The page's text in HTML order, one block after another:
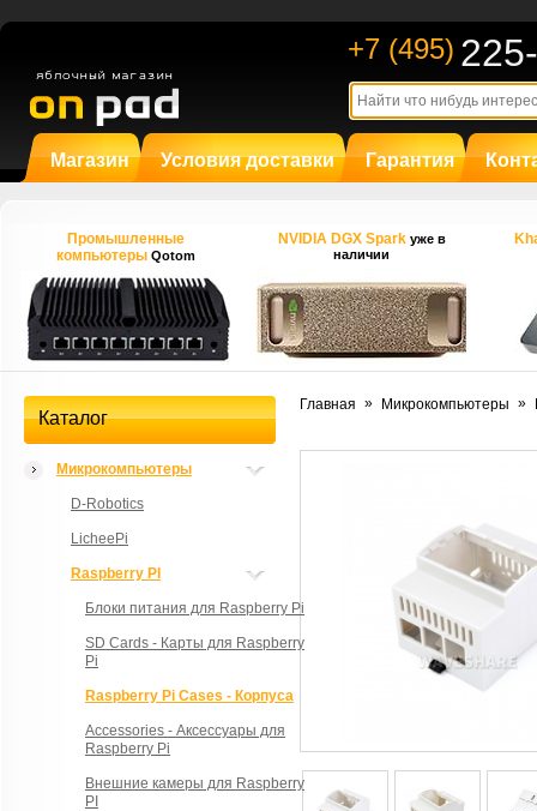
+7 (495)
Магазин Условия доставки Гарантия
Промышленные
компьютерыQotom
NVIDIA DGX Spark уже в
наличии
Каталог
Микрокомпьютеры
D-Robotics
LicheePi
Raspberry PI
Блоки питания для Raspberry Pi
SD Cards - Карты для Raspberry
Pi
Raspberry Pi Cases - Корпуса
Accessories - Аксессуары для
Raspberry Pi
Внешние камеры для Raspberry
PI
Главная » Микрокомпьютеры »